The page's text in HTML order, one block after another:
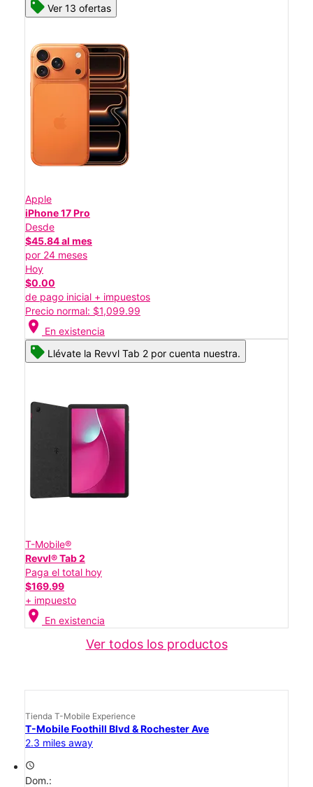
Ver 13 ofertas
Apple
iPhone 17 Pro
Desde
$45.84 al mes
por 24 meses
Hoy
$0.00
de pago inicial + impuestos
Precio normal: $1,099.99
location_on En existencia
Llévate la Revvl Tab 2 por cuenta nuestra.
T-Mobile®
Revvl® Tab 2
Paga el total hoy
$169.99
+ impuesto
location_on En existencia
Ver todos los productos
Tienda T-Mobile Experience
T-Mobile Foothill Blvd & Rochester Ave
2.3 miles away
access_time
Dom.: